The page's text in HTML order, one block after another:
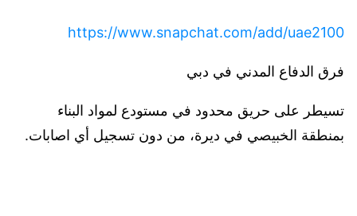
https://www.snapchat.com/add/uae2100
فرق الدفاع المدني في دبي
تسيطر على حريق محدود في مستودع لمواد البناء
بمنطقة الخبيصي في ديرة، من دون تسجيل أي اصابات.